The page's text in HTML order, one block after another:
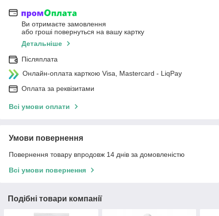
Ви отримаєте замовлення
або гроші повернуться на вашу картку
Детальніше
Післяплата
Онлайн-оплата карткою Visa, Mastercard - LiqPay
Оплата за реквізитами
Всі умови оплати
Умови повернення
Повернення товару впродовж 14 днів за домовленістю
Всі умови повернення
Подібні товари компанії